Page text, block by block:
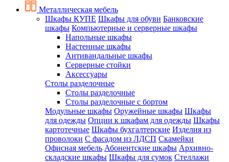
Металлическая мебель
Шкафы КУПЕ Шкафы для обуви Банковские
шкафы Компьютерные и серверные шкафы
Напольные шкафы
Настенные шкафы
Антивандальные шкафы
Серверные стойки
Аксессуары
Столы разделочные
Столы разделочные
Столы разделочные с бортом
Модульные шкафы Оружейные шкафы Шкафы
для одежды Опции к шкафам для одежды Шкафы
картотечные Шкафы бухгалтерские Изделия из
проволоки С фасадом из ЛДСП Скамейки
Офисная мебель Абонентские шкафы Архивно-
складские шкафы Шкафы для сумок Стеллажи